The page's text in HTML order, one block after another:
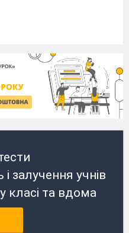
залучення учнів
класі та вдома